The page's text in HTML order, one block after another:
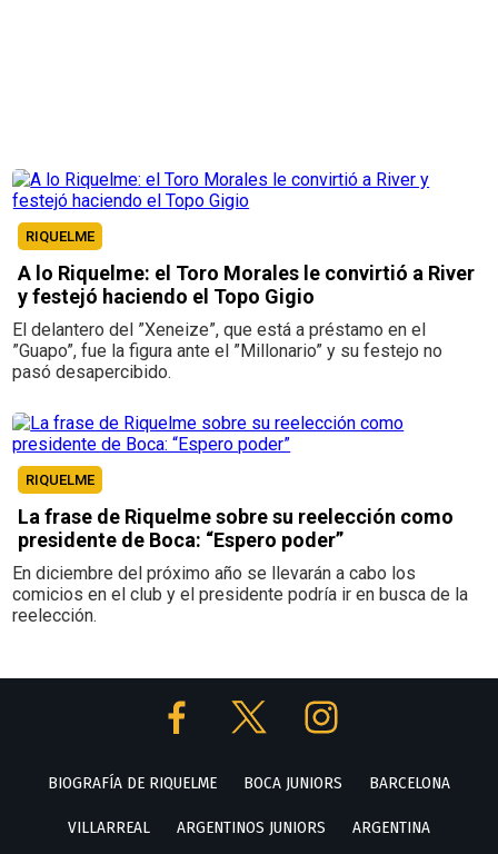
RIQUELME
A lo Riquelme: el Toro Morales le convirtió a River
y festejó haciendo el Topo Gigio
El delantero del ”Xeneize”, que está a préstamo en el
”Guapo”, fue la figura ante el ”Millonario” y su festejo no
pasó desapercibido.
RIQUELME
La frase de Riquelme sobre su reelección como
presidente de Boca: “Espero poder”
En diciembre del próximo año se llevarán a cabo los
comicios en el club y el presidente podría ir en busca de la
reelección.
BIOGRAFÍA DE RIQUELME BOCA JUNIORS BARCELONA
VILLARREAL ARGENTINOS JUNIORS ARGENTINA